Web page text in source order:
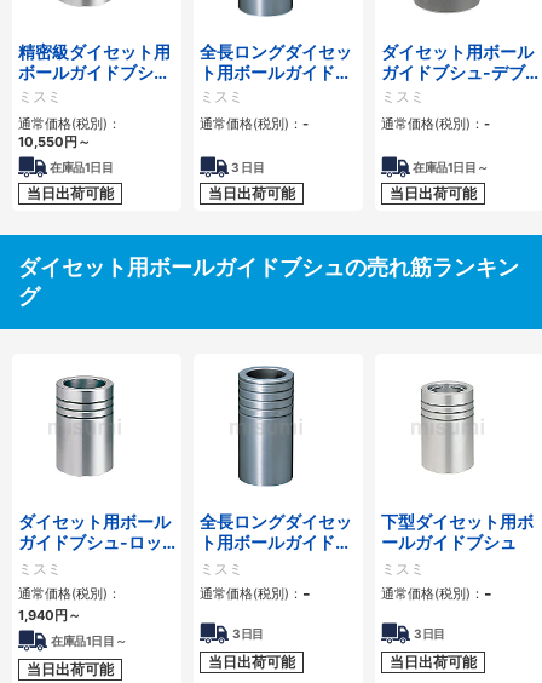
精密級ダイセット用
ボールガイドブシ
ュ-ロックタイト接
着タイプ-
ミスミ
通常価格(税別)：
10,550円 ～
在庫品1日目
当日出荷可能
全長ロングダイセッ
ト用ボールガイドブ
シュ-ロックタイト
接着タイプ-
ミスミ
通常価格(税別)： -
3 日目
当日出荷可能
ダイセット用ボール
ガイドブシュ-デブ
コン接着タイプ-
ミスミ
通常価格(税別)： -
在庫品1日目～
当日出荷可能
ダイセット用ボールガイドブシュの売れ筋ランキン
グ
ダイセット用ボール
ガイドブシュ-ロッ
クタイト接着タイ
プ-
ミスミ
通常価格(税別)：
1,940円 ～
在庫品1日目～
当日出荷可能
全長ロングダイセッ
ト用ボールガイドブ
シュ-ロックタイト
接着タイプ-
ミスミ
通常価格(税別)： -
3日目
当日出荷可能
下型ダイセット用ボ
ールガイドブシュ
ミスミ
通常価格(税別)： -
3日目
当日出荷可能